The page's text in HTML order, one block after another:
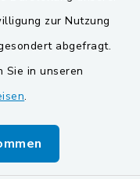
zur Nutzung
abgefragt.
Sie in unseren
.